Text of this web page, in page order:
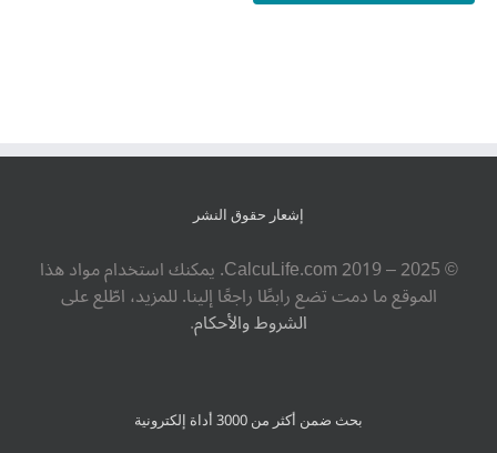
إشعار حقوق النشر
© ‎CalcuLife.com‎ 2019 – 2025. يمكنك استخدام مواد هذا
الموقع ما دمت تضع رابطًا راجعًا إلينا. للمزيد، اطّلع على
الشروط والأحكام.
بحث ضمن أكثر من 3000 أداة إلكترونية